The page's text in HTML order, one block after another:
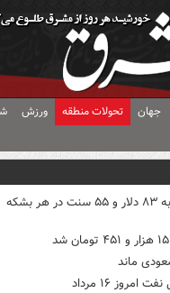
جهان تحولات منطقه ورزش
قیمت نفت به ۸۳ دلار و ۵۵ سنت در هر بشکه
ماند
۱۶ مرداد